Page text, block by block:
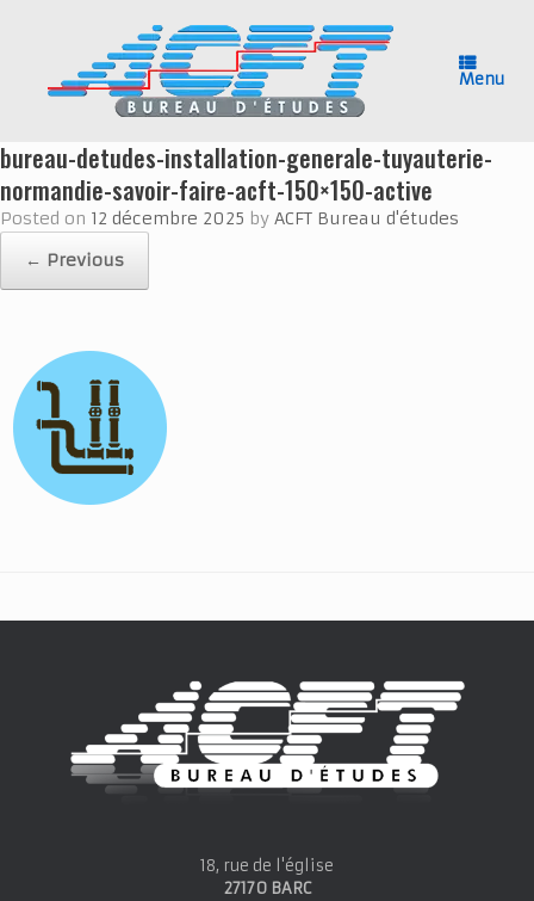
Menu
bureau-detudes-installation-generale-tuyauterie-
normandie-savoir-faire-acft-150×150-active
Posted on 12 décembre 2025 by ACFT Bureau d'études
← Previous
18, rue de l'église
27170 BARC